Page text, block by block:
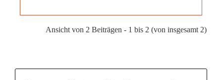
Ansicht von 2 Beiträgen - 1 bis 2 (von insgesamt 2)